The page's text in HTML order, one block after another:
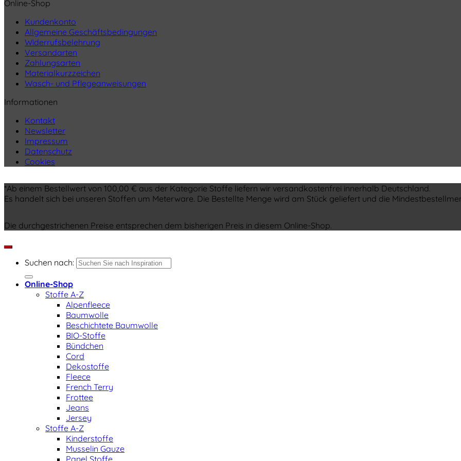
Online-Shop
Kundenkonto
Allgemeine Geschäftsbedingungen
Widerrufsbelehrung
Versandarten
Zahlungsarten
Materialkurzzeichen
Wasch- und Pflegeanweisungen
Informationen
Kontakt
Newsletter
Impressum
Datenschutz
Cookies
*Ab einem Bestellwert von 100,00 € aus der Kategorie Stoffe liefern wir versandkostenfrei innerhalb Deutschland.
Es handelt sich bei unseren Stoffen um Meterware. Die Bestellte Menge wird am Stück geliefert und die
Die durchgestrichenen Preise entsprechen dem bisherigen Preis in diesem Online-Shop.
Suchen nach:
Online-Shop
Stoffe A-Z
Alpenfleece
Baumwolle
Beschichtete Baumwolle
BIO-Stoffe
Bündchen
Cord
Dekostoffe
Fleece
French Terry
Frottee
Jeans
Jersey
Stoffe A-Z
Kinderstoffe
Musselin Gauze
Panel Stoffe